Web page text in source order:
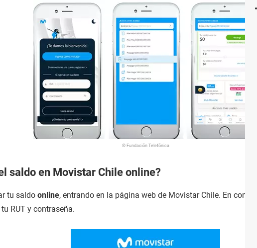
© Fundación Telefónica
saldo en Movistar Chile online?
tu saldo online, entrando en la página web de Movistar Chile. En
RUT y contraseña.